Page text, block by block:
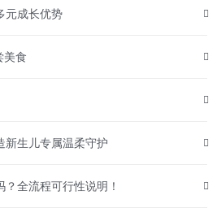
元成长优势
美食
新生儿专属温柔守护
全流程可行性说明！